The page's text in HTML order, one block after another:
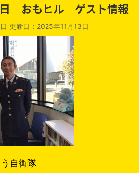
おもヒル ゲスト情報
更新日： 2025年11月13日
自衛隊